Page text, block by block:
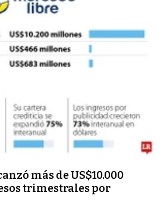
más de US$10.000
trimestrales por